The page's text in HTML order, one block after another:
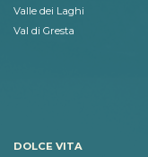
Valle dei Laghi
Val di Gresta
DOLCE VITA